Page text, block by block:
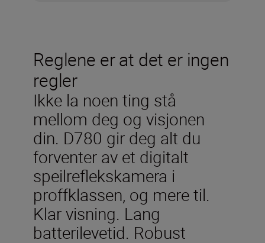
Reglene er at det er ingen
regler
Ikke la noen ting stå
mellom deg og visjonen
din. D780 gir deg alt du
forventer av et digitalt
speilreflekskamera i
proffklassen, og mere til.
Klar visning. Lang
batterilevetid. Robust